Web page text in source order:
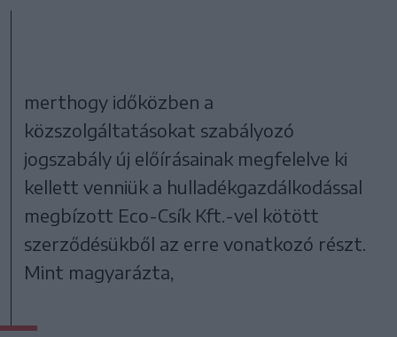
merthogy időközben a
közszolgáltatásokat szabályozó
jogszabály új előírásainak megfelelve ki
kellett venniük a hulladékgazdálkodással
megbízott Eco-Csík Kft.-vel kötött
szerződésükből az erre vonatkozó részt.
Mint magyarázta,